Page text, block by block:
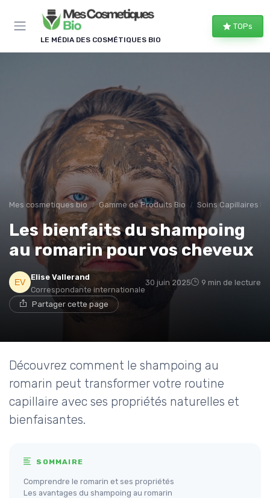
LE MÉDIA DES COSMÉTIQUES BIO
TOPs
Mes cosmetiques bio Gamme de Produits Bio Soins Capillaires
Les bienfaits du shampoing
au romarin pour vos cheveux
Elise Vallerand
Correspondante internationale
30 juin 2025 9 min de lecture
Partager cette page
Découvrez comment le shampoing au
romarin peut transformer votre routine
capillaire avec ses propriétés naturelles et
bienfaisantes.
SOMMAIRE
Comprendre le romarin et ses propriétés
Les avantages du shampoing au romarin
Panneau de gestion des cookies